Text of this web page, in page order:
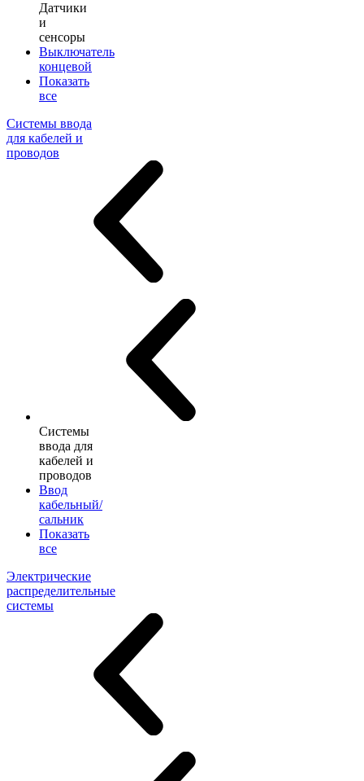
Датчики
и
сенсоры
Выключатель
концевой
Показать
все
Системы ввода
для кабелей и
проводов
Системы
ввода для
кабелей и
проводов
Ввод
кабельный/
сальник
Показать
все
Электрические
распределительные
системы